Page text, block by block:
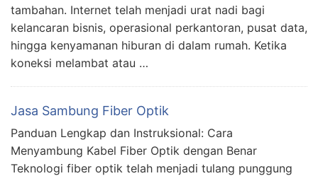
tambahan. Internet telah menjadi urat nadi bagi
kelancaran bisnis, operasional perkantoran, pusat data,
hingga kenyamanan hiburan di dalam rumah. Ketika
koneksi melambat atau …
Jasa Sambung Fiber Optik
Panduan Lengkap dan Instruksional: Cara
Menyambung Kabel Fiber Optik dengan Benar
Teknologi fiber optik telah menjadi tulang punggung